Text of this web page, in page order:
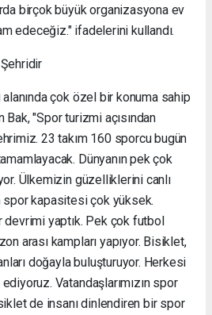
birçok büyük organizasyona ev
edeceğiz." ifadelerini kullandı.
çok özel bir konuma sahip
"Spor turizmi açısından
23 takım 160 sporcu bugün
Dünyanın pek çok
Ülkemizin güzelliklerini canlı
kapasitesi çok yüksek.
devrimi yaptık. Pek çok futbol
arası kampları yapıyor. Bisiklet,
doğayla buluşturuyor. Herkesi
Vatandaşlarımızın spor
de insanı dinlendiren bir spor